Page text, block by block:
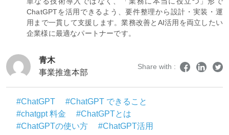
ChatGPTを活用できるよう、要件整理から設計・実装・運
用まで一貫して支援します。業務改善とAI活用を両立したい
企業様に最適なパートナーです。
青木
事業推進本部
Share with :
#ChatGPT
#ChatGPT できること
#chatgpt 料金
#ChatGPTとは
#ChatGPTの使い方
#ChatGPT活用